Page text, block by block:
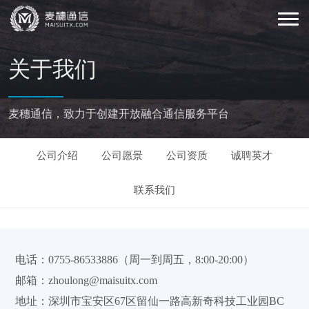
关于我们
麦穗通信，致力于创建开放融合通信服务平台
公司介绍 公司愿景 公司资质 诚聘英才
联系我们
电话：0755-86533886（周一到周五，8:00-20:00）
邮箱：zhoulong@maisuitx.com
地址：深圳市宝安区67区留仙一路高新奇科技工业园BC